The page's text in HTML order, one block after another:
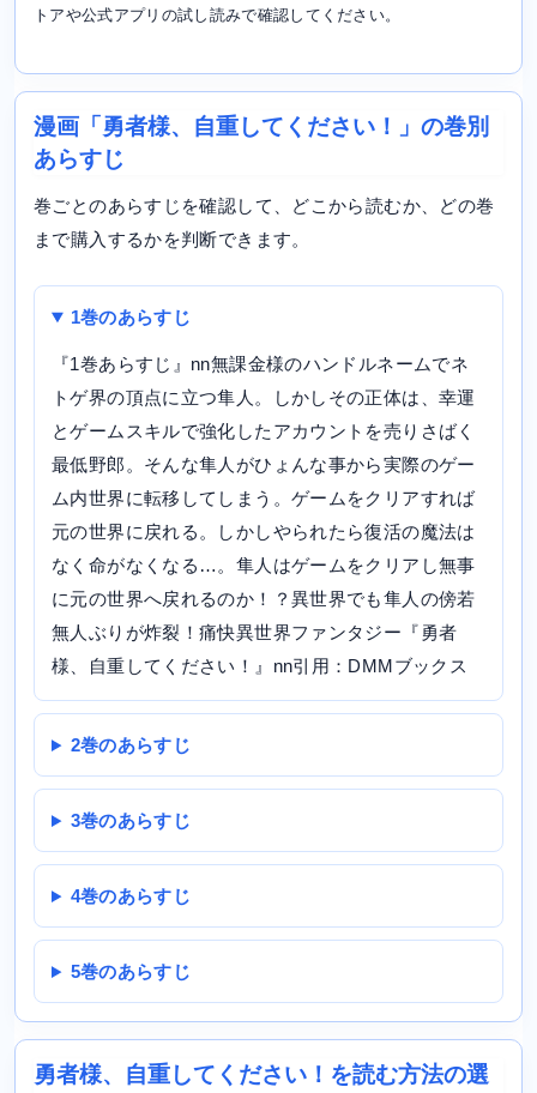
トアや公式アプリの試し読みで確認してください。
漫画「勇者様、自重してください！」の巻別
あらすじ
巻ごとのあらすじを確認して、どこから読むか、どの巻
まで購入するかを判断できます。
1巻のあらすじ
『1巻あらすじ』nn無課金様のハンドルネームでネ
トゲ界の頂点に立つ隼人。しかしその正体は、幸運
とゲームスキルで強化したアカウントを売りさばく
最低野郎。そんな隼人がひょんな事から実際のゲー
ム内世界に転移してしまう。ゲームをクリアすれば
元の世界に戻れる。しかしやられたら復活の魔法は
なく命がなくなる…。隼人はゲームをクリアし無事
に元の世界へ戻れるのか！？異世界でも隼人の傍若
無人ぶりが炸裂！痛快異世界ファンタジー『勇者
様、自重してください！』nn引用：DMMブックス
2巻のあらすじ
3巻のあらすじ
4巻のあらすじ
5巻のあらすじ
勇者様、自重してください！を読む方法の選